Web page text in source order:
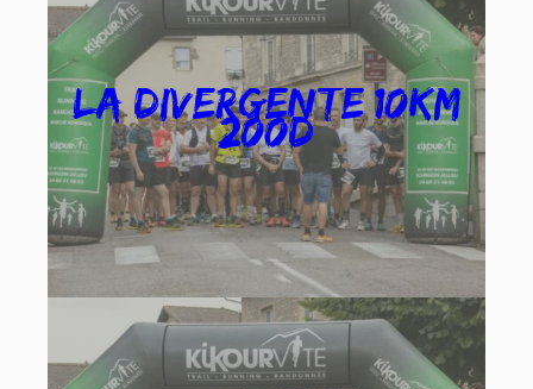
La divergente 10km
200D